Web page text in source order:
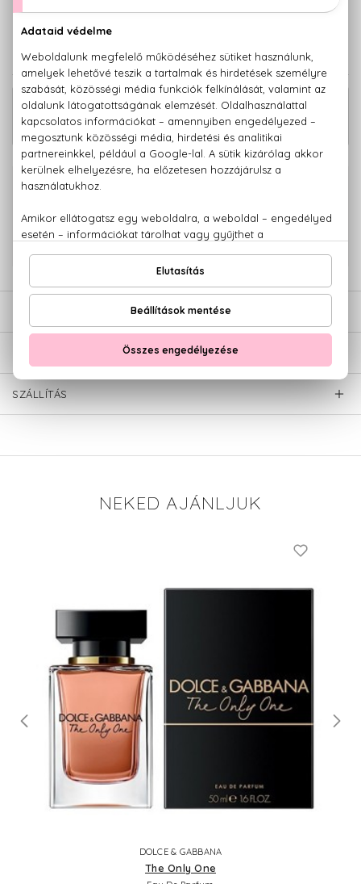
KAPCSOLÓDÓ TERMÉKEK
The One Eau De Toilette Szett 100+7,4
ml
25.730 Ft
100% eredeti termékek,
Kérdésed van, elakadtál? Hívd ügyfélszolgálatunkat:+36 20
779 1926
LEÍRÁS
SZÁLLÍTÁS
NEKED AJÁNLJUK
DOLCE & GABBANA
The Only One